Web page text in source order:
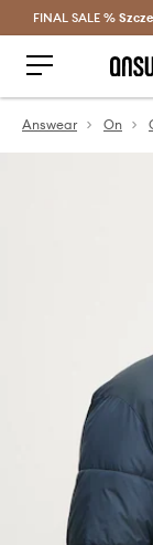
FINAL SALE %
Answear On